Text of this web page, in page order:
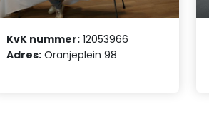
KvK nummer: 12053966
Adres: Oranjeplein 98